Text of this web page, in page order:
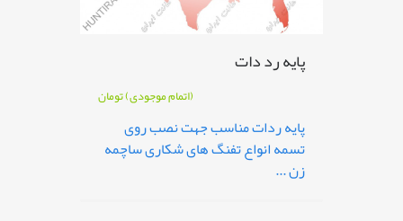
پایه رد دات
(اتمام موجودی)تومان
پایه ردات مناسب جهت نصب روی
تسمه انواع تفنگ های شکاری ساچمه
زن ...